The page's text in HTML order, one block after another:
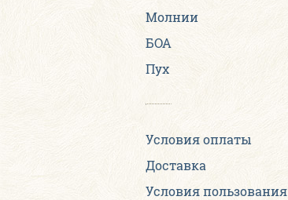
Молнии
БОА
Пух
Условия оплаты
Доставка
Условия пользования